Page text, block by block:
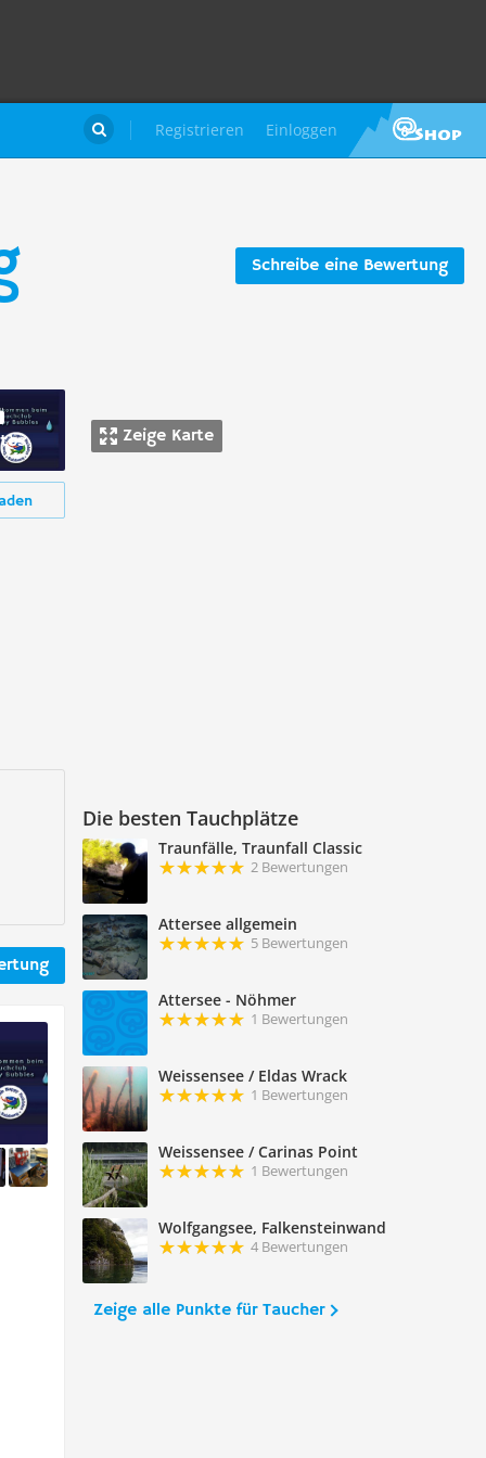
Registrieren Einloggen

Schreibe eine Bewertung
Zeige Karte
Die besten Tauchplätze
Traunfälle, Traunfall Classic
2 Bewertungen
Attersee allgemein
5 Bewertungen
Attersee - Nöhmer
1 Bewertungen
Weissensee / Eldas Wrack
1 Bewertungen
Weissensee / Carinas Point
1 Bewertungen
Wolfgangsee, Falkensteinwand
4 Bewertungen
Zeige alle Punkte für Taucher